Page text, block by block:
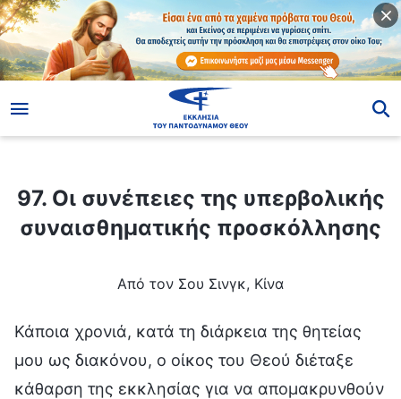
97. Οι συνέπειες της υπερβολικής
συναισθηματικής προσκόλλησης
Από τον Σου Σινγκ, Κίνα
Κάποια χρονιά, κατά τη διάρκεια της θητείας
μου ως διακόνου, ο οίκος του Θεού διέταξε
κάθαρση της εκκλησίας για να απομακρυνθούν